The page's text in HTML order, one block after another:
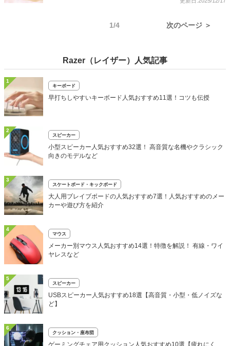
1/4 次のページ ＞
Razer（レイザー）人気記事
1
キーボード
早打ちしやすいキーボード人気おすすめ11選！コツも伝授
2
スピーカー
小型スピーカー人気おすすめ32選！ 高音質な名機やクラシック
向きのモデルなど
3
スケートボード・キックボード
大人用ブレイブボードの人気おすすめ7選！人気おすすめのメー
カーや遊び方を紹介
4
マウス
メーカー別マウス人気おすすめ14選！特徴を解説！ 有線・ワイ
ヤレスなど
5
スピーカー
USBスピーカー人気おすすめ18選【高音質・小型・低ノイズな
ど】
6
クッション・座布団
ゲーミングチェア用クッション人気おすすめ10選【疲れにく